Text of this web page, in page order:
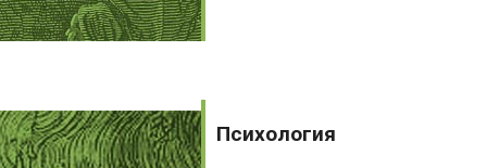
Психология
Психология